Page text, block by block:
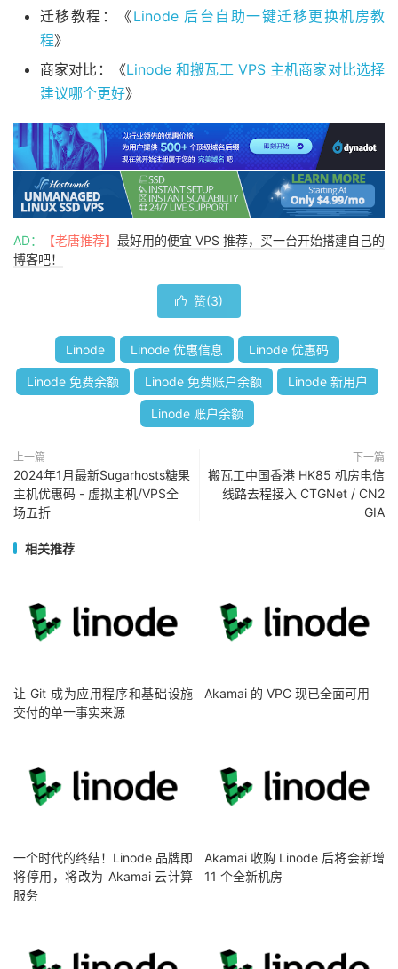
迁移教程：《Linode 后台自助一键迁移更换机房教
程》
商家对比：《Linode 和搬瓦工 VPS 主机商家对比选择
建议哪个更好》
AD： 【老唐推荐】 最好用的便宜 VPS 推荐，买一台开始搭建自己的
博客吧！
 赞(3)
Linode Linode 优惠信息 Linode 优惠码
Linode 免费余额 Linode 免费账户余额 Linode 新用户
Linode 账户余额
上一篇
2024年1月最新Sugarhosts糖果
主机优惠码 - 虚拟主机/VPS全
场五折
下一篇
搬瓦工中国香港 HK85 机房电信
线路去程接入 CTGNet / CN2
GIA
相关推荐
让 Git 成为应用程序和基础设施
交付的单一事实来源
Akamai 的 VPC 现已全面可用
一个时代的终结！Linode 品牌即
将停用，将改为 Akamai 云计算
服务
Akamai 收购 Linode 后将会新增
11 个全新机房